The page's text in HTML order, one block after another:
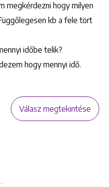
megkérdezni hogy milyen
kb a fele tört
időbe telik?
hogy mennyi idő.
Válasz megtekintése